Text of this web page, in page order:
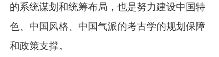
的系统谋划和统筹布局，也是努力建设中国特
色、中国风格、中国气派的考古学的规划保障
和政策支撑。